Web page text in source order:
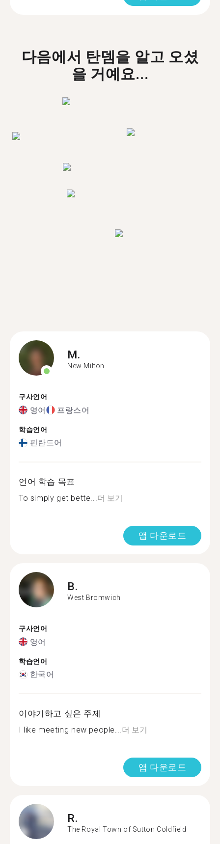
다음에서 탄뎀을 알고 오셨
을 거예요...
M.
New Milton
구사언어
영어 프랑스어
학습언어
핀란드어
언어 학습 목표
To simply get bette...더 보기
앱 다운로드
B.
West Bromwich
구사언어
영어
학습언어
한국어
이야기하고 싶은 주제
I like meeting new people...더 보기
앱 다운로드
R.
The Royal Town of Sutton Coldfield